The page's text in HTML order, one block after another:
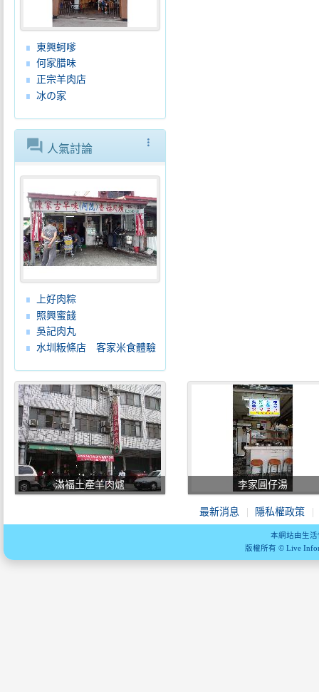
東興蚵嗲
何家腊味
正宗羊肉店
冰の家
more_vert
forum 人氣討論
上好肉粽
照興蜜餞
吳記肉丸
水圳粄條店 客家米食體驗
滿福土產羊肉爐 李家圓仔湯
最新消息 隱私權政策
本網站由生
版權所有 © Live